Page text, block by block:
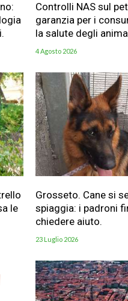
Controlli NAS sul
garanzia per i
la salute degli
4 Agosto 2026
le
Grosseto. Cane si
spiaggia: i padroni
chiedere aiuto.
23 Luglio 2026